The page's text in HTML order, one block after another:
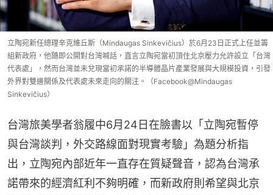
立陶宛新任總理辛克維丘斯（Mindaugas Sinkevičius）於6月23日正式上任並籌
組新政府，他隨即公開對台灣喊話，直言立陶宛當初頂住北京壓力允許設立「台灣
代表處」，然而台灣並未兌現當初承諾的半導體晶片產業發展與大規模投資，引發
外界對雙邊關係及代表處未來走向的關注。（Facebook@Mindaugas
Sinkevičius）
台灣旅美學者翁履中6月24日在臉書以「立陶宛暫停
與台灣談判，外交路線面對現實考驗」為題分析指
出，立陶宛內部近年一直存在質疑聲音，認為台灣承
諾帶來的經濟紅利不夠明確，而新政府則希望與北京